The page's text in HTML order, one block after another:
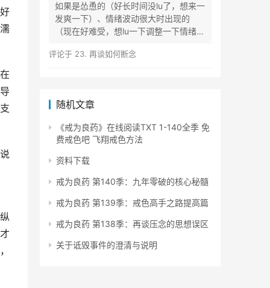
如果是怂恿的（好长时间没lu了，想来一
发爽一下）、情绪波动很大时出现的
（现在好难受，想lu一下调整一下情绪）
评论于 23. 再谈如何断念
随机文章
《戒为良药》在线阅读TXT 1-140全季 免
费戒色吧 飞翔戒色方法
资料下载
戒为良药 第140季：九年零破的核心秘髓
戒为良药 第139季：戒色高手之路提高篇
戒为良药 第138季：再谈压念的思想误区
关于诋毁事件的澄清与说明